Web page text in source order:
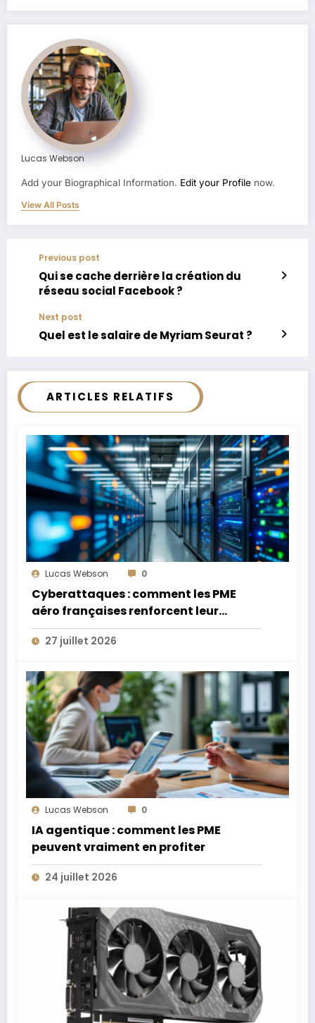
Lucas Webson
Add your Biographical Information. Edit your Profile now.
View All Posts
Previous post
Qui se cache derrière la création du
réseau social Facebook ?
Next post
Quel est le salaire de Myriam Seurat ?
ARTICLES RELATIFS
Lucas Webson 0
Cyberattaques : comment les PME
aéro françaises renforcent leur
défense
27 juillet 2026
Lucas Webson 0
IA agentique : comment les PME
peuvent vraiment en profiter
24 juillet 2026